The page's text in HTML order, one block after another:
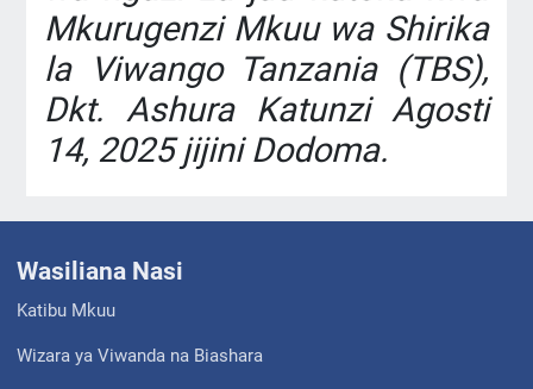
Mkurugenzi Mkuu wa Shirika
la Viwango Tanzania (TBS),
Dkt. Ashura Katunzi Agosti
14, 2025 jijini Dodoma.
Wasiliana Nasi
Katibu Mkuu
Wizara ya Viwanda na Biashara